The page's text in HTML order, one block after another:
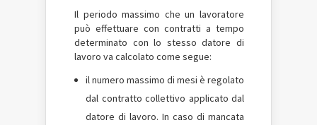
Il periodo massimo che un lavoratore
può effettuare con contratti a tempo
determinato con lo stesso datore di
lavoro va calcolato come segue:
il numero massimo di mesi è regolato
dal contratto collettivo applicato dal
datore di lavoro. In caso di mancata